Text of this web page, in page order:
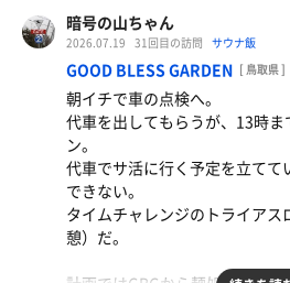
利用者数もそこそこ多かった。
帰りにジビエ販売の棟にあった
したら自販機は撤去されていた。
スタッフの方から直接イオンウ
今後の経営状況が上手くいくよ
変えられている。
1セット目の水風呂はキンキン
チラーありくらいの冷たさだっ
ぬるくなっていく。
水風呂の使用頻度が高くなると
オーバーフローはいいのだが、
ちると響く。
これが使う人の品格を表すとい
きな音をたてる。
また、露天エリアもそう広くな
暗号の山ちゃん
2026.07.19 31回目の訪問 サウナ飯
GOOD BLESS GARDEN [ 鳥取県 ]
朝イチで車の点検へ。
代車を出してもらうが、13時
ン。
代車でサ活に行く予定を立てて
できない。
タイムチャレンジのトライア
憩）だ。